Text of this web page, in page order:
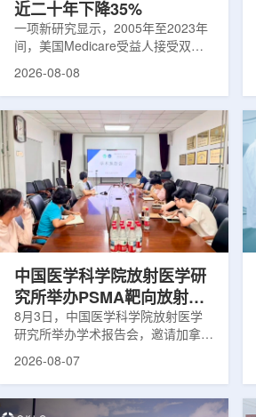
近二十年下降35%
一项新研究显示，2005年至2023年
间，美国Medicare受益人接受双能X
射线吸收测定(DXA)检查的比例明显
果提示，不同人群之间的筛查可及性
差异正在扩大。研究人员分析了超过
500万名Medicare受益人的理赔数
据。结果显示，DXA使用率从2005
年的每10万名受益人7255次，下降
至2023年的每10万名受益人4690
次。相关研究已发表于
《Osteoporosis International》。下
2026-08-08
中国医学科学院放射医学研
究所举办PSMA靶向放射性
药物学术报告会
8月3日，中国医学科学院放射医学
研究所举办学术报告会，邀请加拿大
温哥华不列颠哥伦比亚癌症中心林国
性药物开发》的学术报告。报告会采
2026-08-07